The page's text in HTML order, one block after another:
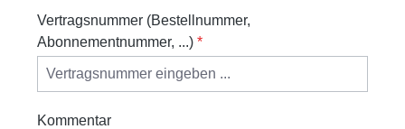
Vertragsnummer (Bestellnummer,
Abonnementnummer, ...) *
Kommentar